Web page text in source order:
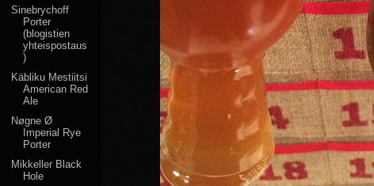
Sinebrychoff
Porter
(blogistien
yhteispostaus
)
Käbliku Mestiitsi
American Red
Ale
Nøgne Ø
Imperial Rye
Porter
Mikkeller Black
Hole